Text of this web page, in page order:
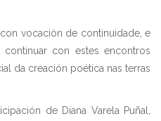
con vocación de continuidade, e
con estes encontros
da creación poética nas terras
de Diana Varela Puñal,